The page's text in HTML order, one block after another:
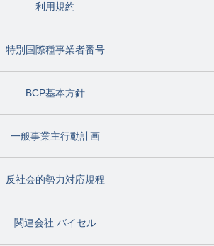
利用規約
特別国際種事業者番号
BCP基本方針
一般事業主行動計画
反社会的勢力対応規程
関連会社 バイセル